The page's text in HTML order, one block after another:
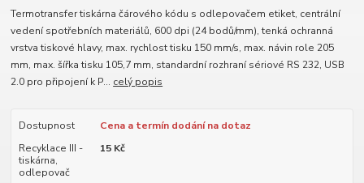
Termotransfer tiskárna čárového kódu s odlepovačem etiket, centrální
vedení spotřebních materiálů, 600 dpi (24 bodů/mm), tenká ochranná
vrstva tiskové hlavy, max. rychlost tisku 150 mm/s, max. návin role 205
mm, max. šířka tisku 105,7 mm, standardní rozhraní sériové RS 232, USB
2.0 pro připojení k P... celý popis
Dostupnost
Cena a termín dodání na dotaz
Recyklace III -
tiskárna,
odlepovač
15 Kč